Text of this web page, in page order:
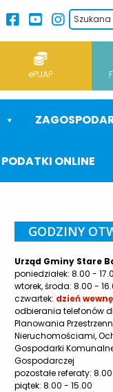
ePUAP
PODATKI ONLINE
GODZINY
Urząd Gminy Stare
poniedziałek: 8.00 -
wtorek, środa: 8.00 -
czwartek: dzień
odbierania telefonów
Planowania
Nieruchomościami,
Gospodarki
Gospodarczej
pozostałe referaty:
piątek: 8.00 - 15.00